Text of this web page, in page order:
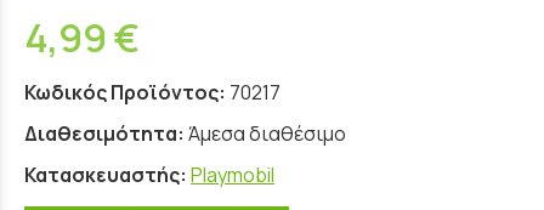
4,99 €
Κωδικός Προϊόντος: 70217
Διαθεσιμότητα: Άμεσα διαθέσιμο
Κατασκευαστής: Playmobil